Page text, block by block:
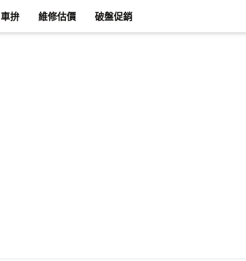
車拚 維修估價 破盤促銷